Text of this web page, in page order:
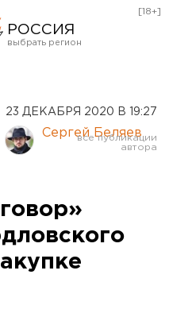
РОССИЯ
Курган
Оренбург
[18+]
23 ДЕКАБРЯ 2020 В 19:27
Сергей Беляев